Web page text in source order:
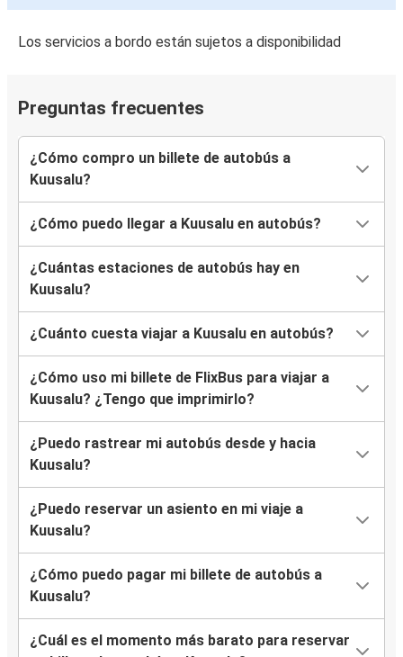
Los servicios a bordo están sujetos a disponibilidad
Preguntas frecuentes
¿Cómo compro un billete de autobús a
Kuusalu?
¿Cómo puedo llegar a Kuusalu en autobús?
¿Cuántas estaciones de autobús hay en
Kuusalu?
¿Cuánto cuesta viajar a Kuusalu en autobús?
¿Cómo uso mi billete de FlixBus para viajar a
Kuusalu? ¿Tengo que imprimirlo?
¿Puedo rastrear mi autobús desde y hacia
Kuusalu?
¿Puedo reservar un asiento en mi viaje a
Kuusalu?
¿Cómo puedo pagar mi billete de autobús a
Kuusalu?
¿Cuál es el momento más barato para reservar